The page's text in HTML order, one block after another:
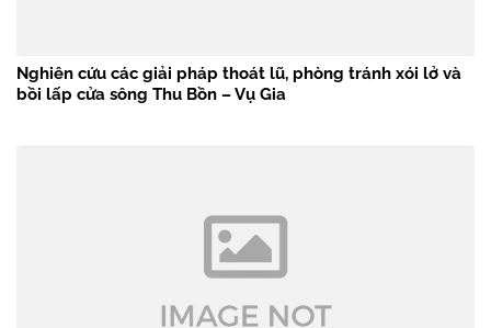
Nghiên cứu các giải pháp thoát lũ, phòng tránh xói lở và
bồi lấp cửa sông Thu Bồn – Vụ Gia